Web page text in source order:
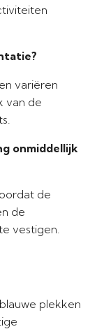
variëren
van de
onmiddellijk
de
de
vestigen.
plekken